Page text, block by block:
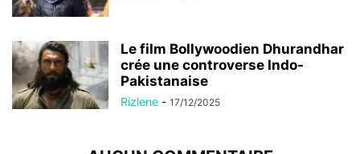
Le film Bollywoodien Dhurandhar
crée une controverse Indo-
Pakistanaise
Rizlene - 17/12/2025